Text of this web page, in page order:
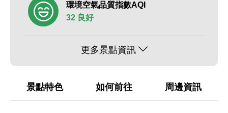
環境空氣品質指數AQI
32 良好
更多景點資訊
景點特色 如何前往 周邊資訊